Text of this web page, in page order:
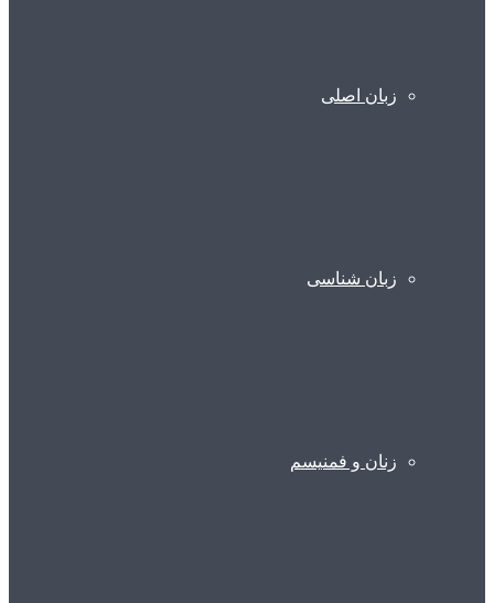
زبان اصلی
زبان شناسی
زنان و فمنیسم